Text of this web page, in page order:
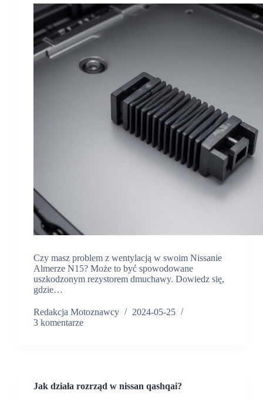
Czy masz problem z wentylacją w swoim Nissanie
Almerze N15? Może to być spowodowane
uszkodzonym rezystorem dmuchawy. Dowiedz się,
gdzie…
Redakcja Motoznawcy
2024-05-25
3 komentarze
Jak działa rozrząd w nissan qashqai?